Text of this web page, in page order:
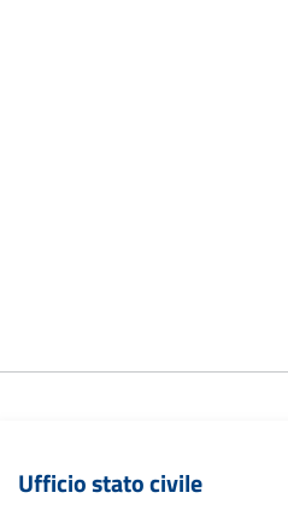
Ufficio stato civile